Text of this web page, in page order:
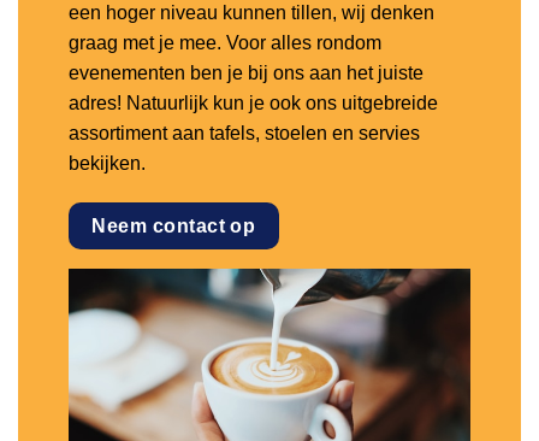
een hoger niveau kunnen tillen, wij denken
graag met je mee. Voor alles rondom
evenementen ben je bij ons aan het juiste
adres! Natuurlijk kun je ook ons uitgebreide
assortiment aan tafels, stoelen en servies
bekijken.
Neem contact op